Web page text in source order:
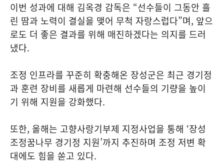
이번 성과에 대해 김옥경 감독은 “선수들이 그동안 흘
린 땀과 노력이 결실을 맺어 무척 자랑스럽다”며, 앞으
로도 더 좋은 결과를 위해 매진하겠다는 의지를 드러
냈다.
조정 인프라를 꾸준히 확충해온 장성군은 최근 경기정
과 훈련 장비를 새롭게 마련해 선수들의 기량을 높이
기 위해 지원을 강화했다.
또한, 올해는 고향사랑기부제 지정사업을 통해 ‘장성
조정꿈나무 경기정 지원’까지 추진하며 조정 저변 확
대에도 힘을 쏟고 있다.